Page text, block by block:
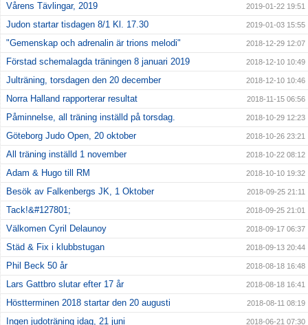
Vårens Tävlingar, 2019 2019-01-22 19:51
Judon startar tisdagen 8/1 Kl. 17.30 2019-01-03 15:55
"Gemenskap och adrenalin är trions melodi" 2018-12-29 12:07
Förstad schemalagda träningen 8 januari 2019 2018-12-10 10:49
Julträning, torsdagen den 20 december 2018-12-10 10:46
Norra Halland rapporterar resultat 2018-11-15 06:56
Påminnelse, all träning inställd på torsdag. 2018-10-29 12:23
Göteborg Judo Open, 20 oktober 2018-10-26 23:21
All träning inställd 1 november 2018-10-22 08:12
Adam & Hugo till RM 2018-10-10 19:32
Besök av Falkenbergs JK, 1 Oktober 2018-09-25 21:11
Tack!&#127801; 2018-09-25 21:01
Välkomen Cyril Delaunoy 2018-09-17 06:37
Städ & Fix i klubbstugan 2018-09-13 20:44
Phil Beck 50 år 2018-08-18 16:48
Lars Gattbro slutar efter 17 år 2018-08-18 16:41
Höstterminen 2018 startar den 20 augusti 2018-08-11 08:19
Ingen judoträning idag, 21 juni 2018-06-21 07:30